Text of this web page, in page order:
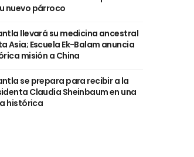
nuevo párroco
llevará su medicina ancestral
Asia; Escuela Ek-Balam anuncia
misión a China
se prepara para recibir a la
Claudia Sheinbaum en una
histórica